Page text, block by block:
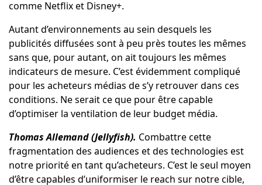
comme Netflix et Disney+.
Autant d’environnements au sein desquels les
publicités diffusées sont à peu près toutes les mêmes
sans que, pour autant, on ait toujours les mêmes
indicateurs de mesure. C’est évidemment compliqué
pour les acheteurs médias de s’y retrouver dans ces
conditions. Ne serait ce que pour être capable
d’optimiser la ventilation de leur budget média.
Thomas Allemand (Jellyfish). Combattre cette
fragmentation des audiences et des technologies est
notre priorité en tant qu’acheteurs. C’est le seul moyen
d’être capables d’uniformiser le reach sur notre cible,